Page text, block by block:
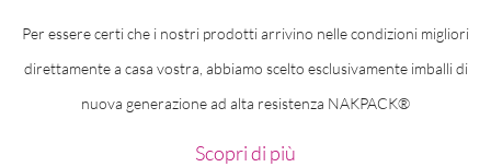
Per essere certi che i nostri prodotti arrivino nelle condizioni migliori
direttamente a casa vostra, abbiamo scelto esclusivamente imballi di
nuova generazione ad alta resistenza NAKPACK®
Scopri di più